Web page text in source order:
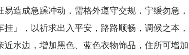
造成急躁冲动，需格外遵守交规，宁缓勿急，
」，以祈求出入平安，路路顺畅，调候之本，
水边，增加黑色、蓝色衣物饰品，住所可增加